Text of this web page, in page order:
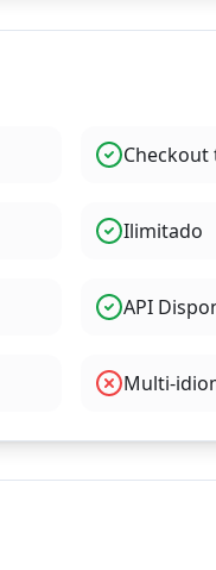
Ilimitado
API
Multi-